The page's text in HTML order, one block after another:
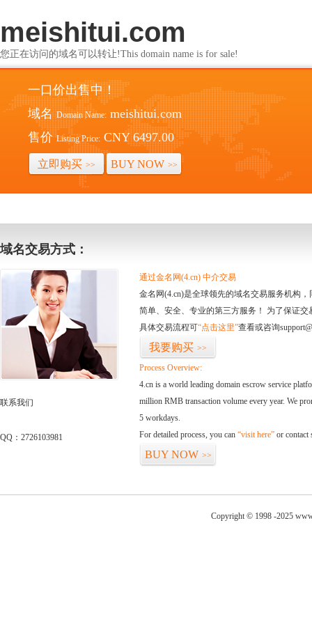
meishitui.com
您正在访问的域名可以转让!This domain name is for sale!
一口价出售中！
域名 Domain Name: meishitui.com
售价 Listing Price: CNY 6497.00
立即购买 >> BUY NOW >>
域名交易方式：
联系我们
QQ：2726103981
通过金名网(4.cn) 中介交易
金名网(4.cn)是全球领先的域名交易服务机构
简单、安全、专业的第三方服务！ 为了保证
具体交易流程可“点击这里”查看或咨询
我要购买 >>
Process Overview:
4.cn is a world leading domain escrow service
million RMB transaction volume every year. We
5 workdays.
For detailed process, you can “visit here” or contact
BUY NOW >>
Copyright © 1998 -2025